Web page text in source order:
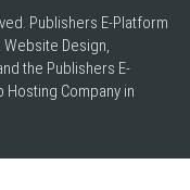
Publishers E-Platform
Website Design,
the Publishers E-
Hosting Company in